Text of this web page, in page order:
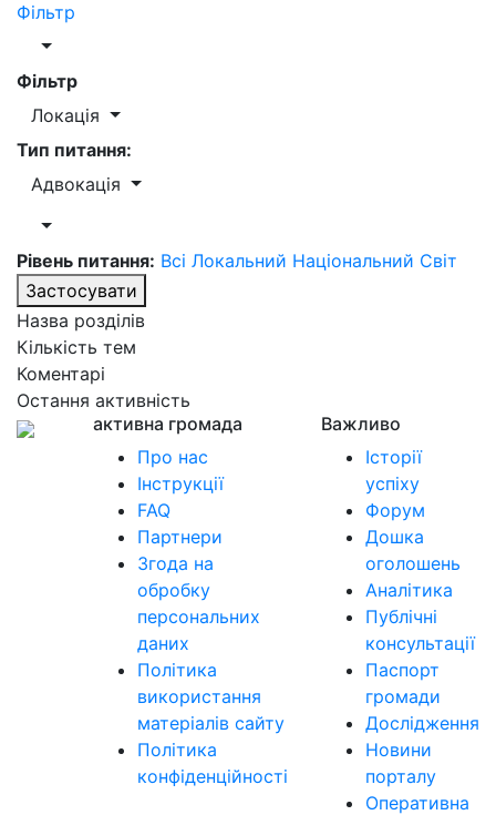
Фільтр
Фільтр
Локація
Тип питання:
Адвокація
Рівень питання: Всі Локальний Національний Світ
Застосувати
Назва розділів
Кількість тем
Коментарі
Остання активність
активна громада
Про нас
Інструкції
FAQ
Партнери
Згода на
обробку
персональних
даних
Політика
використання
матеріалів сайту
Політика
конфіденційності
Важливо
Історії
успіху
Форум
Дошка
оголошень
Аналітика
Публічні
консультації
Паспорт
громади
Дослідження
Новини
порталу
Оперативна